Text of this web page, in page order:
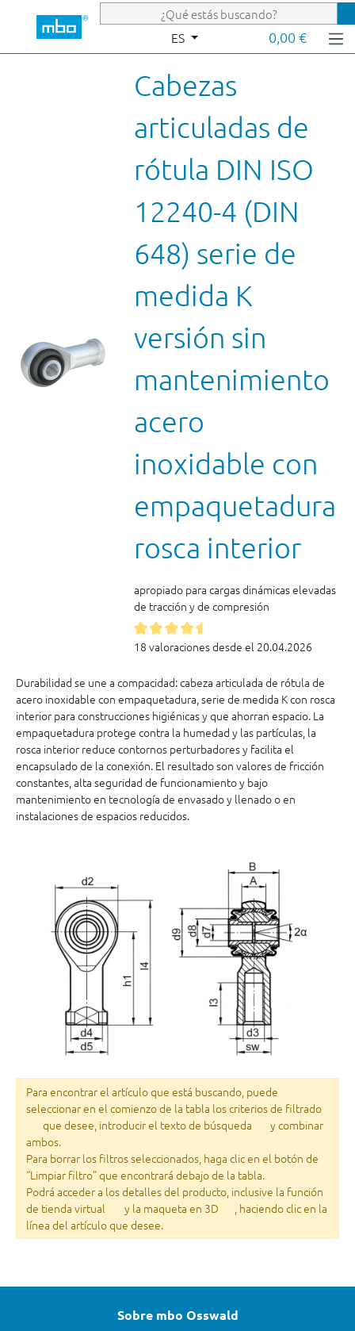
Saltar al contenido principal
ES 0,00 €
Cabezas
articuladas de
rótula DIN ISO
12240-4 (DIN
648) serie de
medida K
versión sin
mantenimiento
acero
inoxidable con
empaquetadura
rosca interior
apropiado para cargas dinámicas elevadas
de tracción y de compresión
18 valoraciones desde el 20.04.2026
Durabilidad se une a compacidad: cabeza articulada de rótula de
acero inoxidable con empaquetadura, serie de medida K con rosca
interior para construcciones higiénicas y que ahorran espacio. La
empaquetadura protege contra la humedad y las partículas, la
rosca interior reduce contornos perturbadores y facilita el
encapsulado de la conexión. El resultado son valores de fricción
constantes, alta seguridad de funcionamiento y bajo
mantenimiento en tecnología de envasado y llenado o en
instalaciones de espacios reducidos.
Para encontrar el artículo que está buscando, puede
seleccionar en el comienzo de la tabla los criterios de filtrado
que desee, introducir el texto de búsqueda
y combinar
ambos.
Para borrar los filtros seleccionados, haga clic en el botón de
“Limpiar filtro” que encontrará debajo de la tabla.
Podrá acceder a los detalles del producto, inclusive la función
de tienda virtual
y la maqueta en 3D
, haciendo clic en la
línea del artículo que desee.
Sobre mbo Osswald